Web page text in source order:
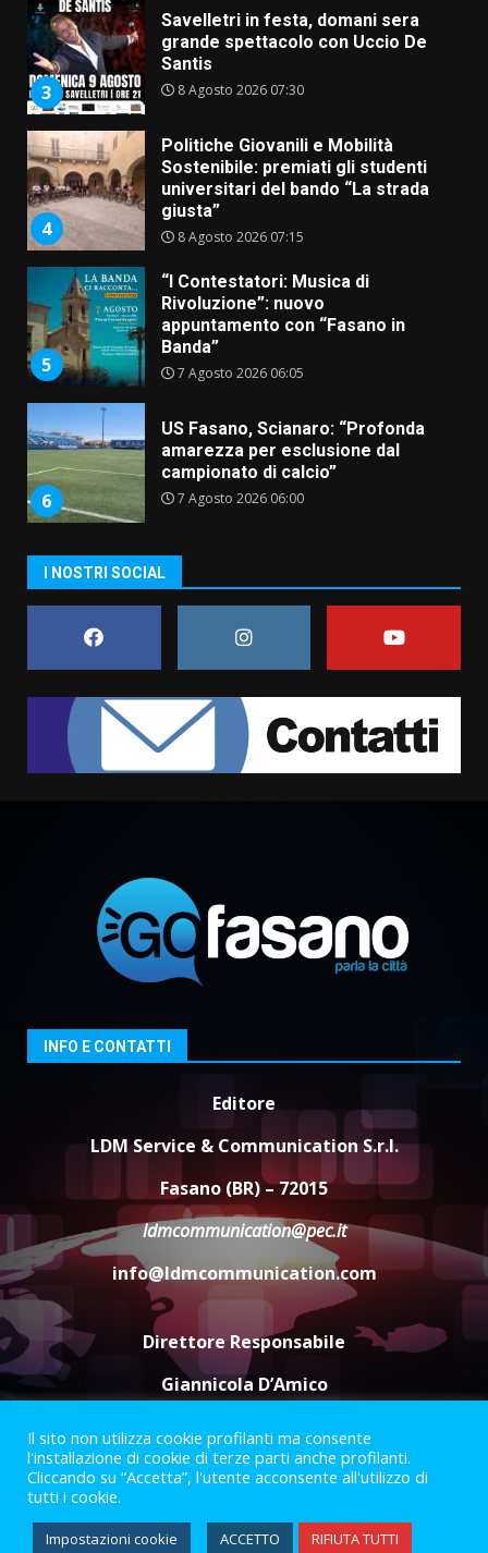
3
Savelletri in festa, domani sera
grande spettacolo con Uccio De
Santis
8 Agosto 2026 07:30
4
Politiche Giovanili e Mobilità
Sostenibile: premiati gli studenti
universitari del bando “La strada
giusta”
8 Agosto 2026 07:15
5
“I Contestatori: Musica di
Rivoluzione”: nuovo
appuntamento con “Fasano in
Banda”
7 Agosto 2026 06:05
6
US Fasano, Scianaro: “Profonda
amarezza per esclusione dal
campionato di calcio”
7 Agosto 2026 06:00
Fasanese ferito a colpi di arma
1
Serie D, l’Us Fasano non molla e
conferma di voler ricorrere per
ottenere l’iscrizione
8 Agosto 2026 19:55
Savelletri
8 Agosto 2026 11:00
3
Savelletri in festa, domani sera
Politiche Giovanili e Mobilità
Sostenibile: premiati gli studenti
universitari del bando “La strada
8 Agosto 2026 07:15
“I Contestatori: Musica di
Rivoluzione”: nuovo
appuntamento con “Fasano in
Banda”
7 Agosto 2026 06:05
I NOSTRI SOCIAL
INFO E CONTATTI
Editore
LDM Service & Communication S.r.l.
Fasano (BR) – 72015
ldmcommunication@pec.it
info@ldmcommunication.com
Direttore Responsabile
Giannicola D’Amico
Termini e Condizioni
Privacy Policy
Informazioni Legali
Facebook
Instagram
Youtube
Il sito non utilizza cookie profilanti ma consente
l'installazione di cookie di terze parti anche profilanti.
Cliccando su “Accetta”, l'utente acconsente all'utilizzo di
tutti i cookie.
Impostazioni cookie ACCETTO RIFIUTA TUTTI